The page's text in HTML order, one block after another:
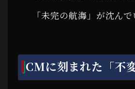
「未完の航海」が沈んで
CMに刻まれた「不